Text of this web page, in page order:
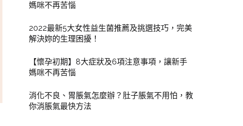
媽咪不再苦惱
2022最新5大女性益生菌推薦及挑選技巧，完美
解決妳的生理困擾！
【懷孕初期】8大症狀及6項注意事項，讓新手
媽咪不再苦惱
消化不良、胃脹氣怎麼辦？肚子脹氣不用怕，教
你消脹氣最快方法